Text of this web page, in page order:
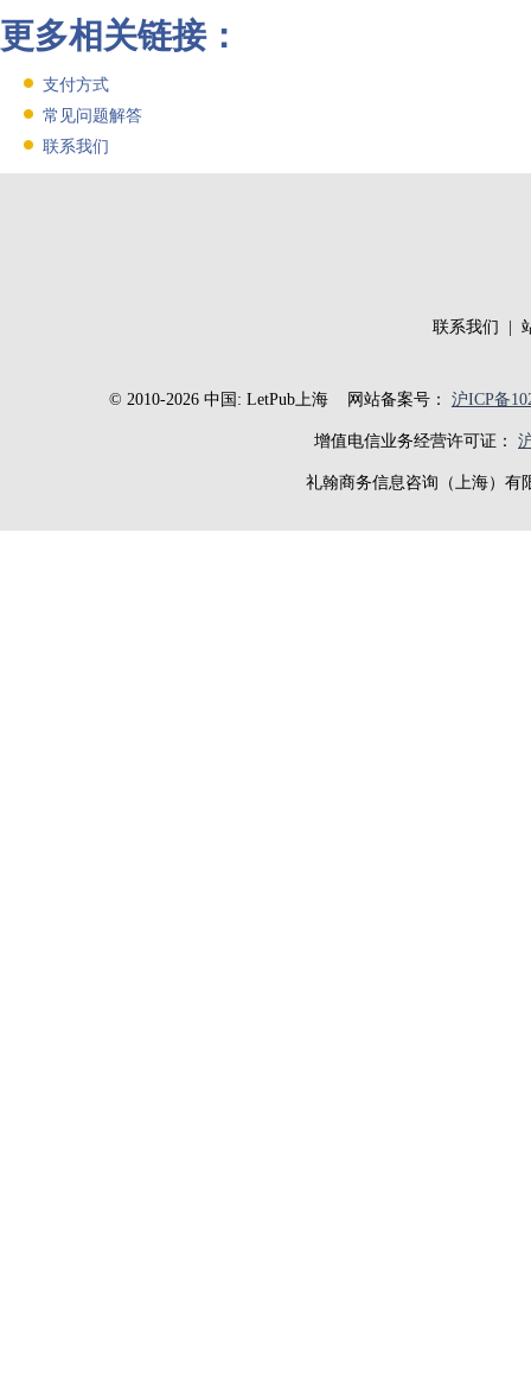
更多相关链接：
支付方式
常见问题解答
联系我们
联系我们
© 2010-2026 中国: LetPub上海网站备案号： 沪ICP备
增值电信业务经营许可证：
礼翰商务信息咨询（上海）